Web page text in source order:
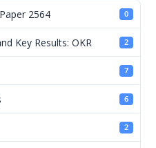
2564 0
Key Results: OKR 2
7
6
2